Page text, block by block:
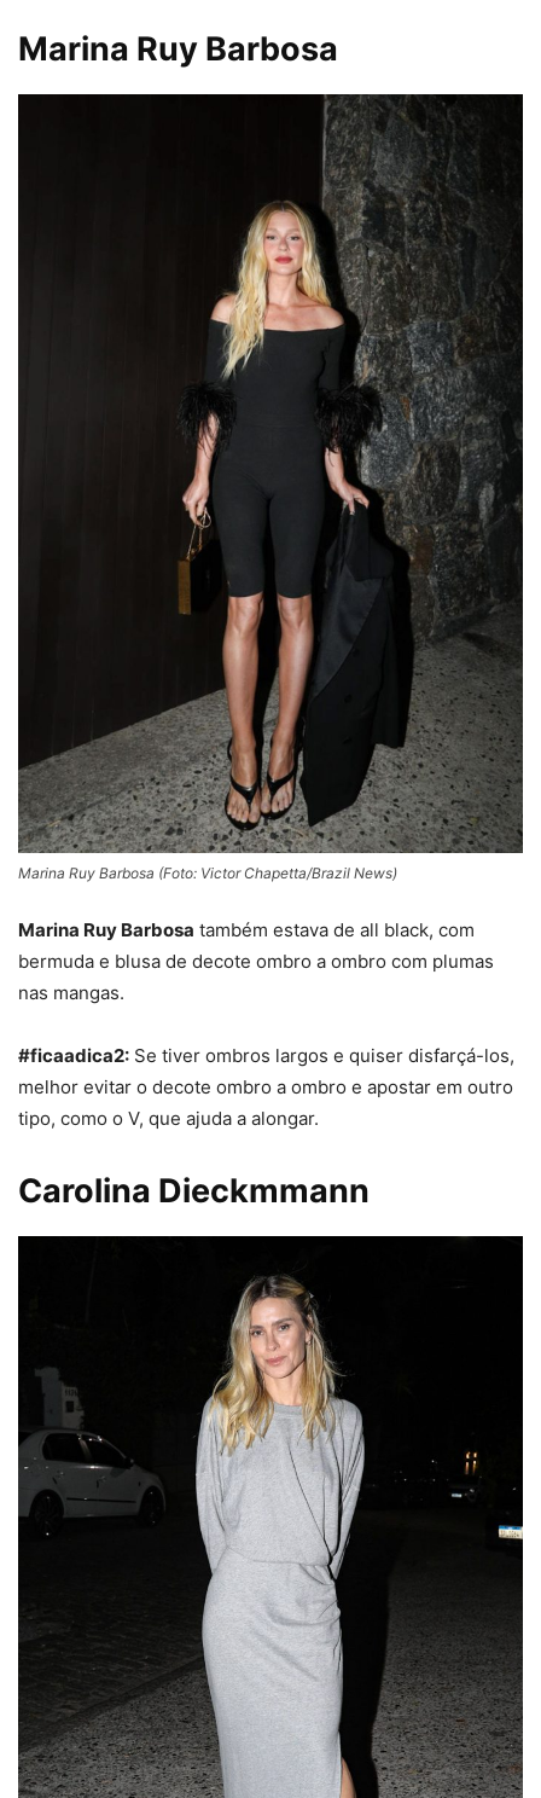
Marina Ruy Barbosa
Marina Ruy Barbosa (Foto: Victor Chapetta/Brazil News)
Marina Ruy Barbosa também estava de all black, com
bermuda e blusa de decote ombro a ombro com plumas
nas mangas.
#ficaadica2: Se tiver ombros largos e quiser disfarçá-los,
melhor evitar o decote ombro a ombro e apostar em outro
tipo, como o V, que ajuda a alongar.
Carolina Dieckmmann